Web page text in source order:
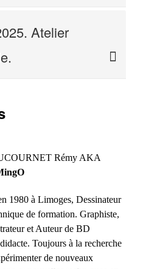
Atelier
Rémy AKA
1980 à Limoges, Dessinateur
de formation. Graphiste,
et Auteur de BD
Toujours à la recherche
de nouveaux